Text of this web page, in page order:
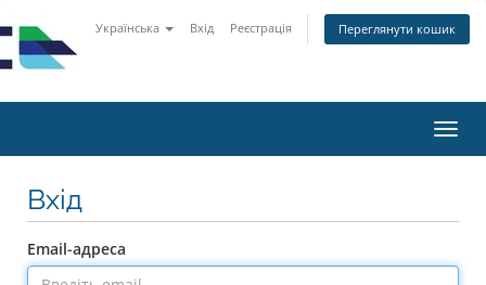
Українська Вхід Реєстрація Переглянути кошик
Вхід
Email-адреса